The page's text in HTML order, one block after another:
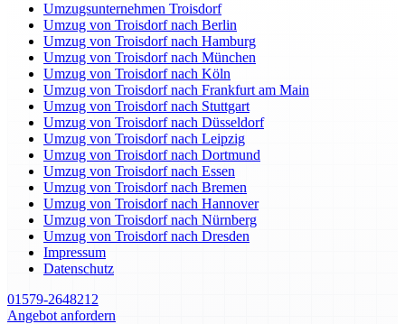
Umzugsunternehmen Troisdorf
Umzug von Troisdorf nach Berlin
Umzug von Troisdorf nach Hamburg
Umzug von Troisdorf nach München
Umzug von Troisdorf nach Köln
Umzug von Troisdorf nach Frankfurt am Main
Umzug von Troisdorf nach Stuttgart
Umzug von Troisdorf nach Düsseldorf
Umzug von Troisdorf nach Leipzig
Umzug von Troisdorf nach Dortmund
Umzug von Troisdorf nach Essen
Umzug von Troisdorf nach Bremen
Umzug von Troisdorf nach Hannover
Umzug von Troisdorf nach Nürnberg
Umzug von Troisdorf nach Dresden
Impressum
Datenschutz
01579-2648212
Angebot anfordern